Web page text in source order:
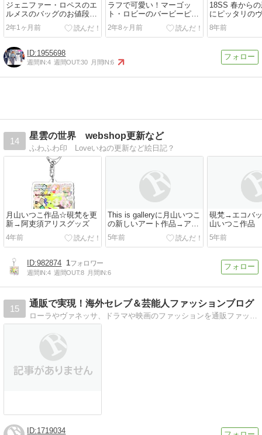
ジェニファー・ロペスのエ
ルメスのバッグのお値段
は…
2年1ヶ月前
ラフで可愛い！マーゴッ
ト・ロビーのバービーピン
クな空港スタイル
2年8ヶ月前
18SS 春から
にピッタリの
布
8年前
1955698
週間IN:4 週間OUT:30 月間IN:6
14
星雲の世界 webshop更新など
ふわふわ印 Loveいねの更新など絵日記？
月山いつこ作品☆硯梵を更
新→阿吏須アリスグッズ
4年前
This is galleryに月山いつこ
の新しいアート作品→アー
トメーターから移行いたし
ました！
5年前
硯梵→エコバ
山いつこ作品
5年前
982874 1
週間IN:4 週間OUT:8 月間IN:6
15
通販で実現！海外セレブ＆芸能人ファッションブログ
ローラやヴァネッサ、ドラマや映画のファッションを通販ファッションで実現させるブログです！インスタで見たファッションなどリクエストお待ちしてます！男女ともカモン…
1719034